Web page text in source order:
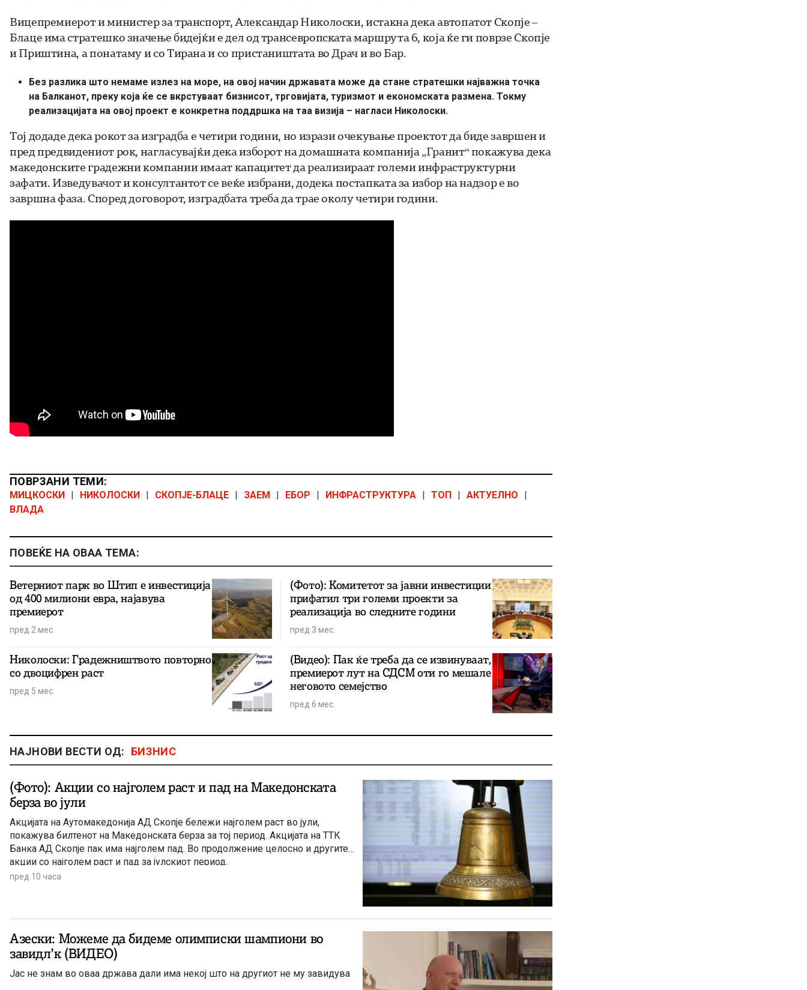
Вицепремиерот и министер за транспорт, Александар Николоски, истакна дека автопатот Скопје –
Блаце има стратешко значење бидејќи е дел од трансевропската маршрута 6, која ќе ги поврзе Скопје
и Приштина, а понатаму и со Тирана и со пристаништата во Драч и во Бар.
Без разлика што немаме излез на море, на овој начин државата може да стане стратешки најважна точка
на Балканот, преку која ќе се вкрстуваат бизнисот, трговијата, туризмот и економската размена. Токму
реализацијата на овој проект е конкретна поддршка на таа визија – нагласи Николоски.
Тој додаде дека рокот за изградба е четири години, но изрази очекување проектот да биде завршен и
пред предвидениот рок, нагласувајќи дека изборот на домашната компанија „Гранит“ покажува дека
македонските градежни компании имаат капацитет да реализираат големи инфраструктурни
зафати. Изведувачот и консултантот се веќе избрани, додека постапката за избор на надзор е во
завршна фаза. Според договорот, изградбата треба да трае околу четири години.
ПОВРЗАНИ ТЕМИ:
МИЦКОСКИ НИКОЛОСКИ СКОПЈЕ-БЛАЦЕ ЗАЕМ ЕБОР ИНФРАСТРУКТУРА ТОП АКТУЕЛНО
ВЛАДА
ПОВЕЌЕ НА ОВАА ТЕМА:
Ветерниот парк во Штип е инвестиција
од 400 милиони евра, најавува
премиерот
пред 2 мес.
(Фото): Комитетот за јавни инвестиции
прифатил три големи проекти за
реализација во следните години
пред 3 мес.
Николоски: Градежништвото повторно
со двоцифрен раст
пред 5 мес.
(Видео): Пак ќе треба да се извинуваат,
премиерот лут на СДСМ оти го мешале
неговото семејство
пред 6 мес.
НАЈНОВИ ВЕСТИ ОД: БИЗНИС
(Фото): Акции со најголем раст и пад на Македонската
берза во јули
Акцијата на Аутомакедонија АД Скопје бележи најголем раст во јули,
покажува билтенот на Македонската берза за тој период. Акцијата на ТТК
Банка АД Скопје пак има најголем пад. Во продолжение целосно и другите
акции со најголем раст и пад за јулскиот период.
пред 10 часа
Азески: Можеме да бидеме олимписки шампиони во
завидл’к (ВИДЕО)
Јас не знам во оваа држава дали има некој што на другиот не му завидува